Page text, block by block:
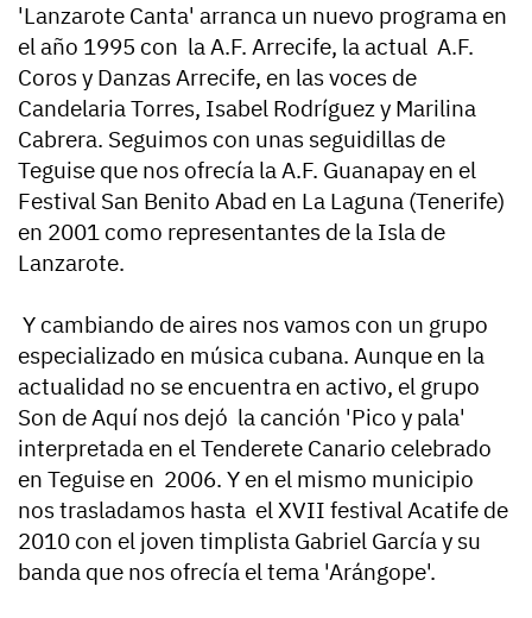
'Lanzarote Canta' arranca un nuevo programa en
el año 1995 con la A.F. Arrecife, la actual A.F.
Coros y Danzas Arrecife, en las voces de
Candelaria Torres, Isabel Rodríguez y Marilina
Cabrera. Seguimos con unas seguidillas de
Teguise que nos ofrecía la A.F. Guanapay en el
Festival San Benito Abad en La Laguna (Tenerife)
en 2001 como representantes de la Isla de
Lanzarote.
Y cambiando de aires nos vamos con un grupo
especializado en música cubana. Aunque en la
actualidad no se encuentra en activo, el grupo
Son de Aquí nos dejó la canción 'Pico y pala'
interpretada en el Tenderete Canario celebrado
en Teguise en 2006. Y en el mismo municipio
nos trasladamos hasta el XVII festival Acatife de
2010 con el joven timplista Gabriel García y su
banda que nos ofrecía el tema 'Arángope'.